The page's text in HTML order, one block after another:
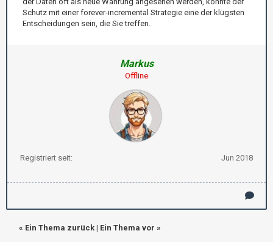
Schutz mit einer forever-incremental Strategie eine der klügsten
Entscheidungen sein, die Sie treffen.
Markus
Offline
Registriert seit: Jun 2018
« Ein Thema zurück | Ein Thema vor »